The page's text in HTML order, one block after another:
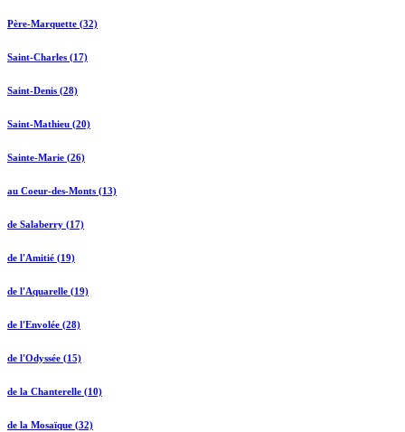
Père-Marquette (32)
Saint-Charles (17)
Saint-Denis (28)
Saint-Mathieu (20)
Sainte-Marie (26)
au Coeur-des-Monts (13)
de Salaberry (17)
de l'Amitié (19)
de l'Aquarelle (19)
de l'Envolée (28)
de l'Odyssée (15)
de la Chanterelle (10)
de la Mosaïque (32)